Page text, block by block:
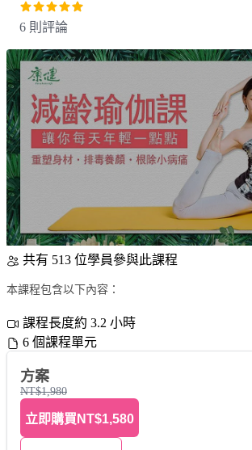
6 則評論
共有 513 位學員參與此課程
本課程包含以下內容：
課程長度約 3.2 小時
6 個課程單元
方案
NT$1,980
立即購買 NT$1,580